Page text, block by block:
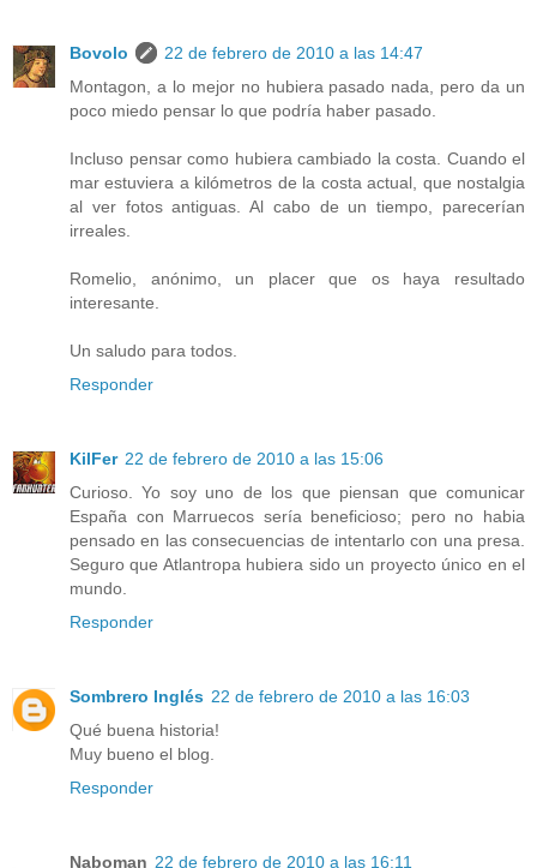
Bovolo
22 de febrero de 2010 a las 14:47
Montagon, a lo mejor no hubiera pasado nada, pero da un
poco miedo pensar lo que podría haber pasado.
Incluso pensar como hubiera cambiado la costa. Cuando el
mar estuviera a kilómetros de la costa actual, que nostalgia
al ver fotos antiguas. Al cabo de un tiempo, parecerían
irreales.
Romelio, anónimo, un placer que os haya resultado
interesante.
Un saludo para todos.
Responder
KilFer 22 de febrero de 2010 a las 15:06
Curioso. Yo soy uno de los que piensan que comunicar
España con Marruecos sería beneficioso; pero no habia
pensado en las consecuencias de intentarlo con una presa.
Seguro que Atlantropa hubiera sido un proyecto único en el
mundo.
Responder
Sombrero Inglés 22 de febrero de 2010 a las 16:03
Qué buena historia!
Muy bueno el blog.
Responder
Naboman 22 de febrero de 2010 a las 16:11